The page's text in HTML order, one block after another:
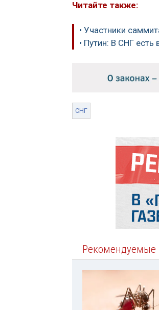
Читайте также:
• Участники
• Путин: В СНГ
СНГ
Рекомендуемые